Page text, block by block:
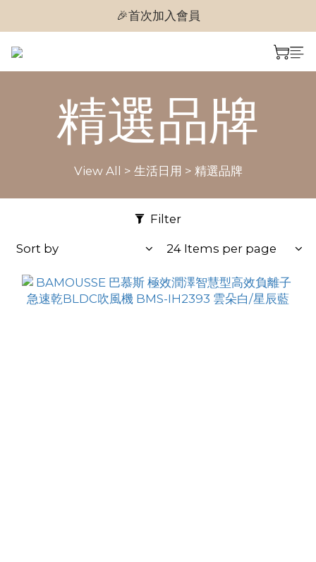
🎉首次加入會員
🎉首次加入會員
精選品牌
View All > 生活日用 > 精選品牌
Filter
Sort by 24 Items per page